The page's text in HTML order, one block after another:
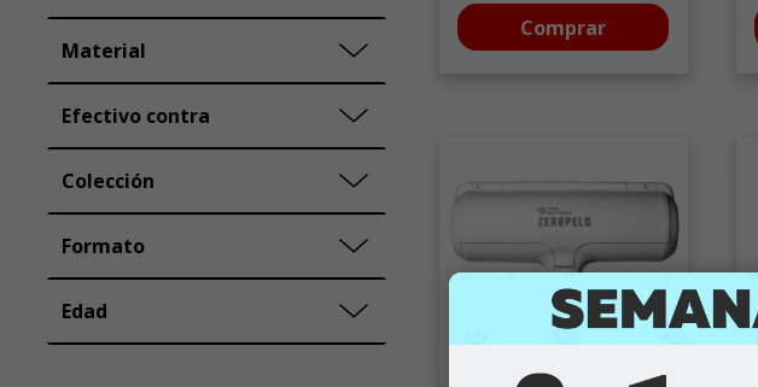
Material
Efectivo contra
Colección
Formato
Edad
Comprar